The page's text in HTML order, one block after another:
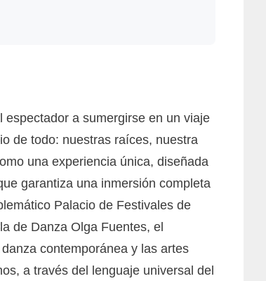
espectador a sumergirse en un viaje
de todo: nuestras raíces, nuestra
una experiencia única, diseñada
garantiza una inmersión completa
Palacio de Festivales de
de Danza Olga Fuentes, el
contemporánea y las artes
a través del lenguaje universal del